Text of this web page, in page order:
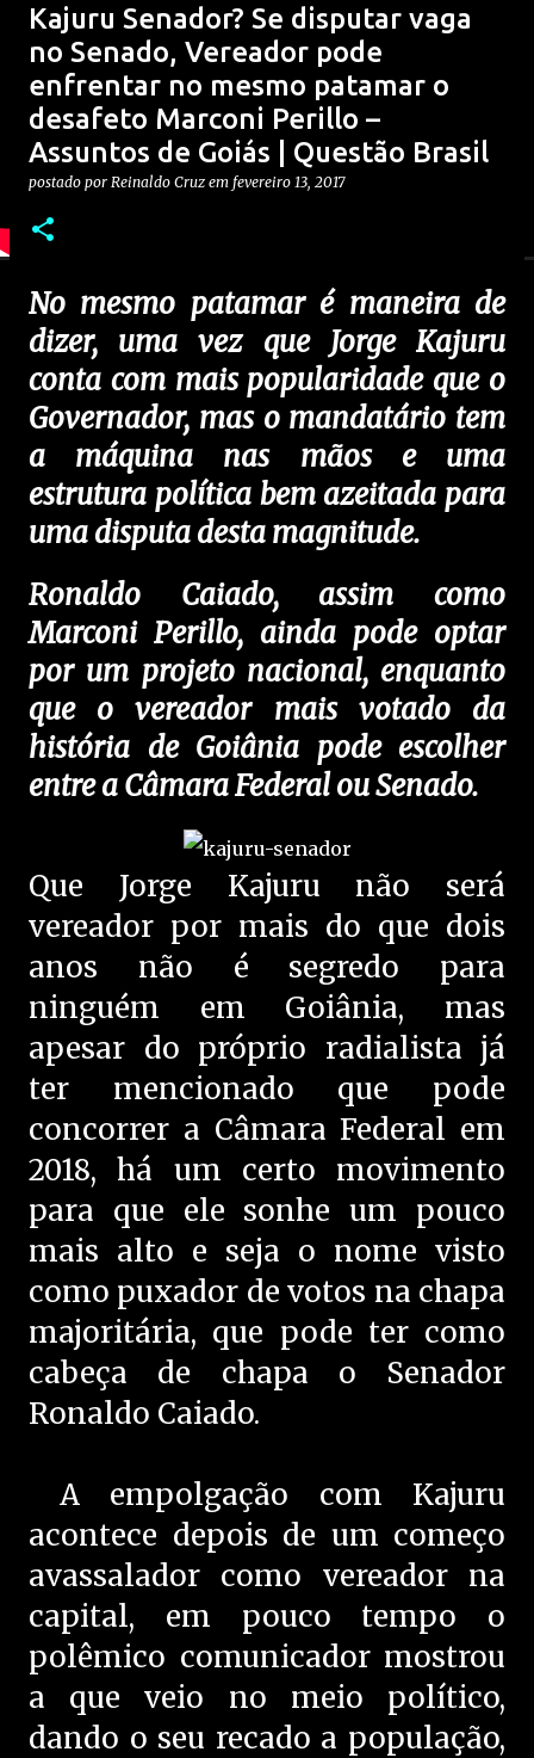
Kajuru Senador? Se disputar vaga
no Senado, Vereador pode
enfrentar no mesmo patamar o
desafeto Marconi Perillo –
Assuntos de Goiás | Questão Brasil
postado por Reinaldo Cruz em fevereiro 13, 2017
No mesmo patamar é maneira de
dizer, uma vez que Jorge Kajuru
conta com mais popularidade que o
Governador, mas o mandatário tem
a máquina nas mãos e uma
estrutura política bem azeitada para
uma disputa desta magnitude.
Ronaldo Caiado, assim como
Marconi Perillo, ainda pode optar
por um projeto nacional, enquanto
que o vereador mais votado da
história de Goiânia pode escolher
entre a Câmara Federal ou Senado.
Que Jorge Kajuru não será
vereador por mais do que dois
anos não é segredo para
ninguém em Goiânia, mas
apesar do próprio radialista já
ter mencionado que pode
concorrer a Câmara Federal em
2018, há um certo movimento
para que ele sonhe um pouco
mais alto e seja o nome visto
como puxador de votos na chapa
majoritária, que pode ter como
cabeça de chapa o Senador
Ronaldo Caiado.
A empolgação com Kajuru
acontece depois de um começo
avassalador como vereador na
capital, em pouco tempo o
polêmico comunicador mostrou
a que veio no meio político,
dando o seu recado a população,